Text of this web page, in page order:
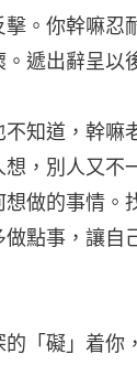
。你幹嘛忍
遞出辭呈以
知道，幹嘛
，別人又不
做的事情。
點事，讓自
「礙」着你